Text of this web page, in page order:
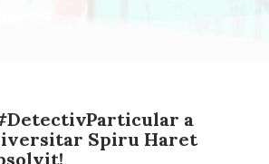
a
Spiru Haret